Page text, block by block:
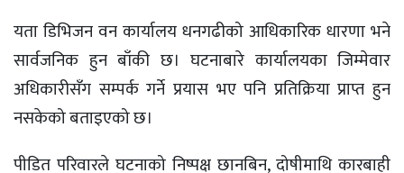
यता डिभिजन वन कार्यालय धनगढीको आधिकारिक धारणा भने
सार्वजनिक हुन बाँकी छ। घटनाबारे कार्यालयका जिम्मेवार
अधिकारीसँग सम्पर्क गर्ने प्रयास भए पनि प्रतिक्रिया प्राप्त हुन
नसकेको बताइएको छ।
पीडित परिवारले घटनाको निष्पक्ष छानबिन, दोषीमाथि कारबाही